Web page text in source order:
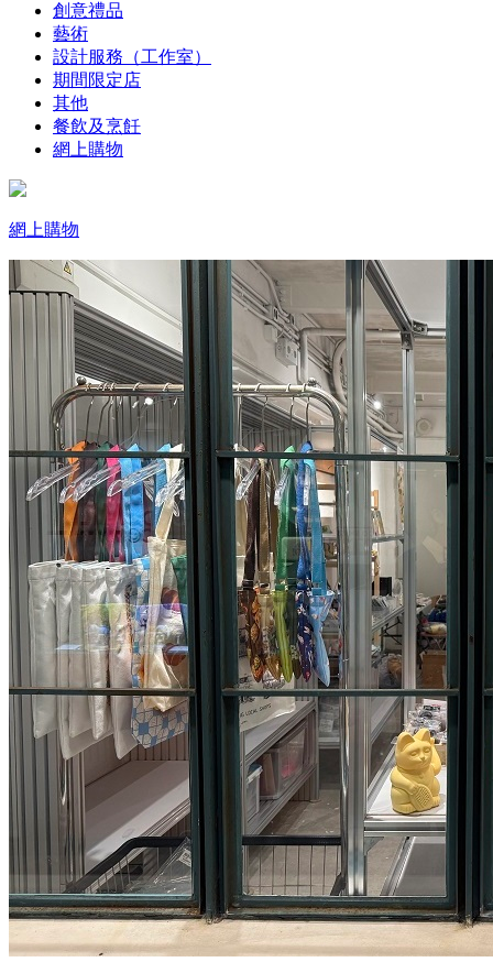
創意禮品
藝術
設計服務（工作室）
期間限定店
其他
餐飲及烹飪
網上購物
網上購物